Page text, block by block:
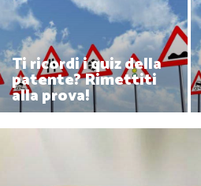
Ti ricordi i quiz della
patente? Rimettiti
alla prova!